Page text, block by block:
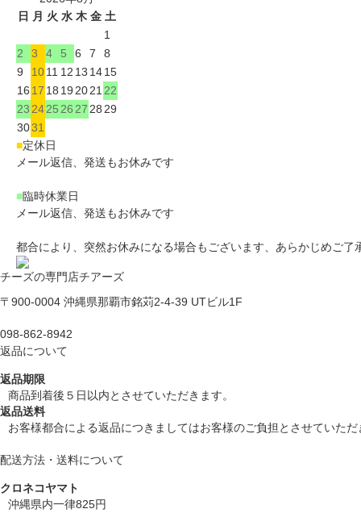
日
月 火 水 木 金 土
1
2
3 4 5 6 7
8
9
10 11 12 13 14 15
16 17 18 19 20 21 22
23 24 25 26 27 28 29
3031
■定休日
メール返信、発送もお休みです
■臨時休業日
メール返信、発送もお休みです
都合により、突然お休みになる場合もございます、あらかじめご了
チーズの専門店チアーズ
〒900-0004 沖縄県那覇市銘苅2-4-39 UTビル1F
098-862-8942
返品について
返品期限
商品到着後５日以内とさせていただきます。
返品送料
お客様都合による返品につきましてはお客様のご負担とさせていた
配送方法・送料について
クロネコヤマト
沖縄県内一律825円